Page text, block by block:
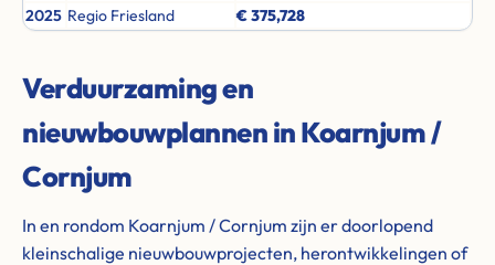
2025 Regio Friesland € 375,728
Verduurzaming en
nieuwbouwplannen in Koarnjum /
Cornjum
In en rondom Koarnjum / Cornjum zijn er doorlopend
kleinschalige nieuwbouwprojecten, herontwikkelingen of